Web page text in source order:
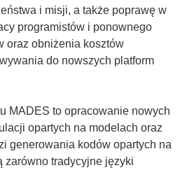
i misji, a także poprawę w
programistów i ponownego
oraz obniżenia kosztów
do nowszych platform
MADES to opracowanie nowych
opartych na modelach oraz
generowania kodów opartych na
zarówno tradycyjne języki